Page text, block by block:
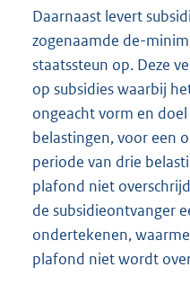
Daarnaast levert
zogenaamde de-
staatssteun op. Deze
op subsidies waarbij
ongeacht vorm en
belastingen, voor een
periode van drie
plafond niet
de subsidieontvanger
ondertekenen,
plafond niet wordt